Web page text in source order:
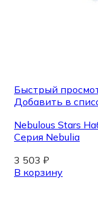
Быстрый
Добавить в
Nebulous Stars
Серия Nebulia
3 503 ₽
В корзину